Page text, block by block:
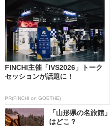
FINCHI主催「IVS2026」トーク
セッションが話題に！
PR(FINCHI on GOETHE)
「山形県の名旅
はどこ？